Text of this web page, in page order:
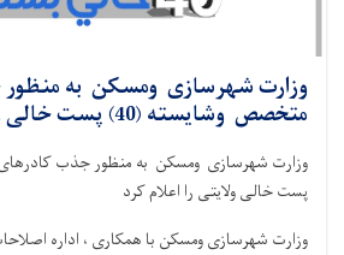
وزارت شهرسازی ومسکن به
متخصص وشایسته (40) پست خالی ولایتی را اعلام کرد
پست خالی ولایتی را اعلام کرد
وزارت شهرسازی ومسکن با همکاری ، اداره